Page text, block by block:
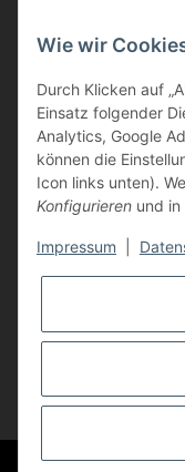
Informationen
Kunden Service
Haben Sie Fragen zu
Dann rufen Sie uns
Tel: 0621/9767200
Mo.-Fr. 08:45-17:00
oder schreiben Sie
info@printer-
* Alle Preise inkl.
Wie wir
Durch Klicken auf
Einsatz folgender
Analytics, Google
können die
Icon links unten).
Konfigurieren und in
Impressum